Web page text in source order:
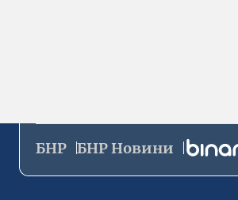
БНР БНР Новини